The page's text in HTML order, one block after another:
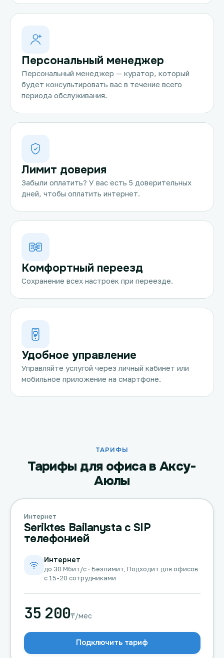
Персональный менеджер
Персональный менеджер — куратор, который
будет консультировать вас в течение всего
периода обслуживания.
Лимит доверия
Забыли оплатить? У вас есть 5 доверительных
дней, чтобы оплатить интернет.
Комфортный переезд
Сохранение всех настроек при переезде.
Удобное управление
Управляйте услугой через личный кабинет или
мобильное приложение на смартфоне.
ТАРИФЫ
Тарифы для офиса в Аксу-
Аюлы
Интернет
Seriktes Bailanysta с SIP
телефонией
Интернет
до 30 Мбит/с · Безлимит, Подходит для офисов
с 15-20 сотрудниками
35 200₸/мес
Подключить тариф